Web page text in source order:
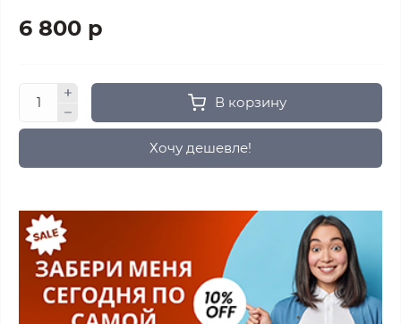
6 800 р
В корзину
Хочу дешевле!